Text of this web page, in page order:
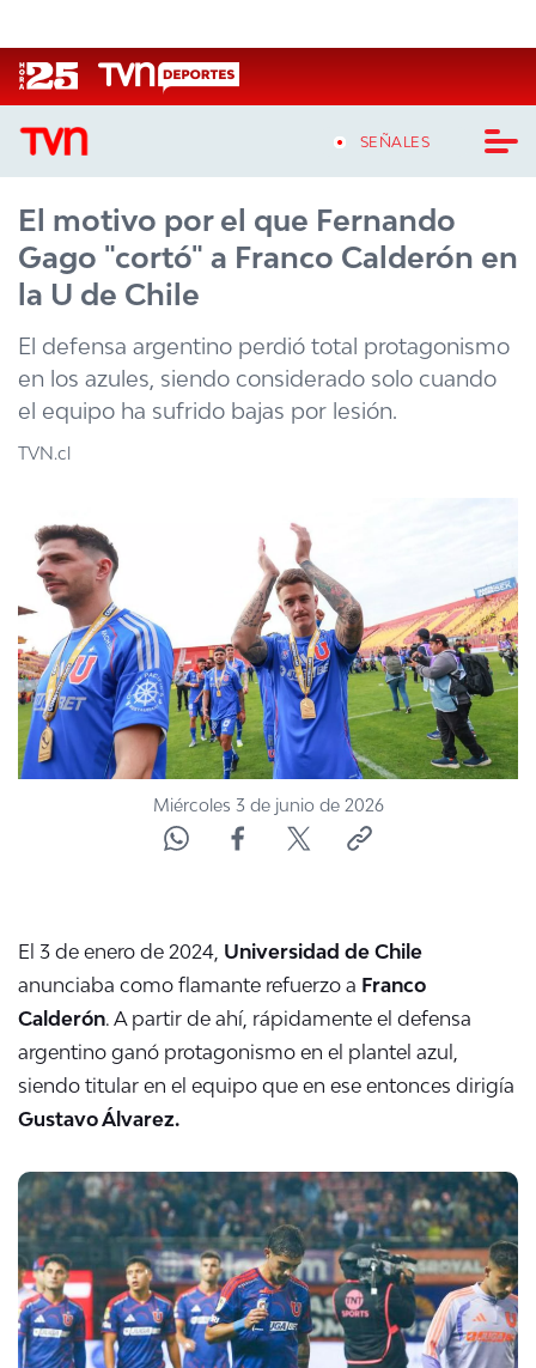
SEÑALES
CASTING MASTERCHEF CHILE
CASTING TVN VERTICAL
TVN VERTICAL
TVN PLAY
PROGRAMAS
NTV
ACTUALIDAD Y TENDENCIAS
CORPORATIVO Y TRANSPARENCIA
CANAL DE DENUNCIAS
ÁREA DE PROYECTOS
El motivo por el que Fernando
Gago "cortó" a Franco Calderón en
la U de Chile
El defensa argentino perdió total protagonismo
en los azules, siendo considerado solo cuando
el equipo ha sufrido bajas por lesión.
TVN.cl
Miércoles 3 de junio de 2026
El 3 de enero de 2024, Universidad de Chile
anunciaba como flamante refuerzo a Franco
Calderón. A partir de ahí, rápidamente el defensa
argentino ganó protagonismo en el plantel azul,
siendo titular en el equipo que en ese entonces dirigía
Gustavo Álvarez.